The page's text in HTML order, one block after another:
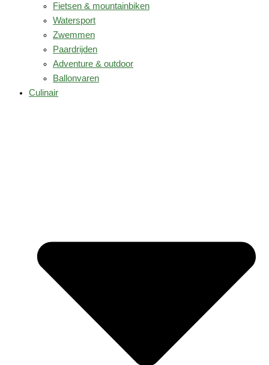
Fietsen & mountainbiken
Watersport
Zwemmen
Paardrijden
Adventure & outdoor
Ballonvaren
Culinair